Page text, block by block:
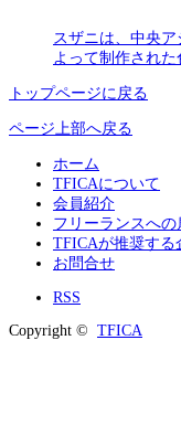
スザニは、中央
よって制作された
トップページに戻る
ページ上部へ戻る
ホーム
TFICAについて
会員紹介
フリーランスへの
TFICAが推奨する
お問合せ
RSS
Copyright © TFICA